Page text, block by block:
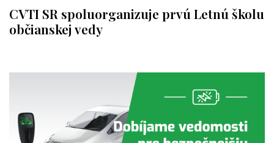
CVTI SR spoluorganizuje prvú Letnú školu
občianskej vedy